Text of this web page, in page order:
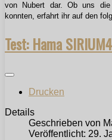
von Nubert dar. Ob uns die
konnten, erfahrt ihr auf den
Test: Hama
Drucken
Details
Geschrieben von
Veröffentlicht: 29.